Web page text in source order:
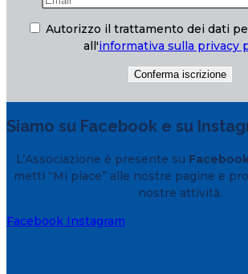
Autorizzo il trattamento dei dati
all'informativa sulla privacy
Siamo su Facebook e su
L’Associazione è presente su
metti “Mi piace” alle nostre pagine e
nostre attività.
Facebook Instagram